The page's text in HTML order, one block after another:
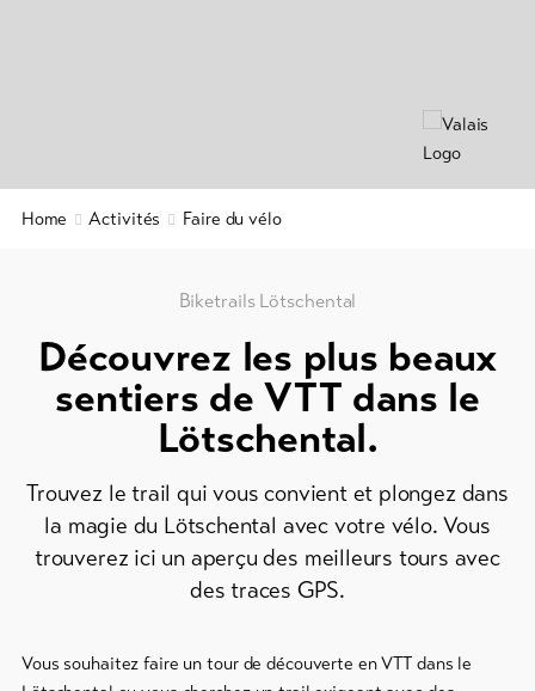
Webcams
Météo
Randonnées
neige
Ski
Ski
snowboard
la
Home Activités Faire du vélo
Biketrails Lötschental
Découvrez les plus beaux
sentiers de VTT dans le
Lötschental.
Trouvez le trail qui vous convient et plongez dans
la magie du Lötschental avec votre vélo. Vous
trouverez ici un aperçu des meilleurs tours avec
des traces GPS.
Vous souhaitez faire un tour de découverte en VTT dans le